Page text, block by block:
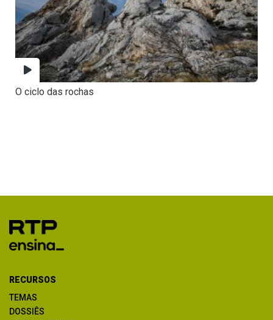
O ciclo das rochas
RECURSOS
TEMAS
DOSSIÊS